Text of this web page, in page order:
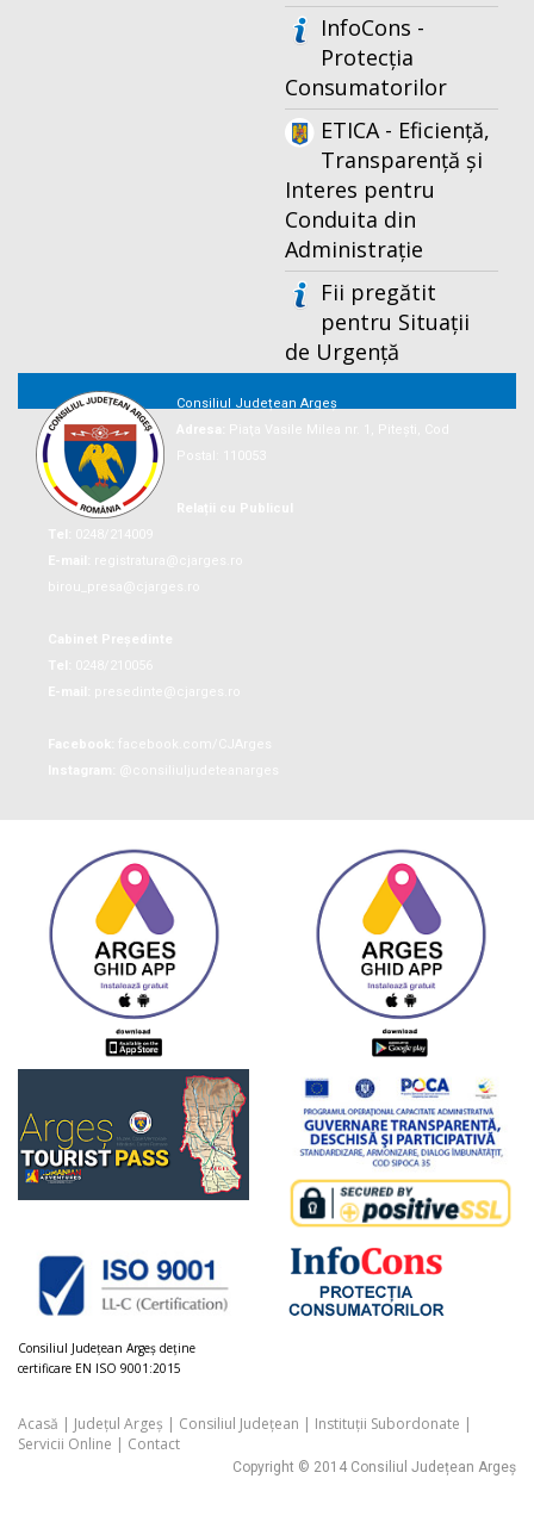
InfoCons -
Protecția
Consumatorilor
ETICA - Eficiență,
Transparență și
Interes pentru
Conduita din
Administrație
Fii pregătit
pentru Situații
de Urgență
Consiliul Județean Argeș
Consiliul Judeţean Argeș deţine
certificare EN ISO 9001:2015
Acasă | Județul Argeș | Consiliul Județean | Instituții Subordonate |
Servicii Online | Contact
Copyright © 2014 Consiliul Județean Argeș